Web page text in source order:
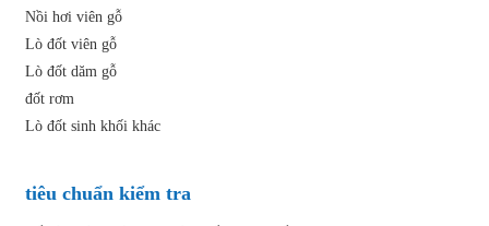
Nồi hơi viên gỗ
Lò đốt viên gỗ
Lò đốt dăm gỗ
đốt rơm
Lò đốt sinh khối khác
tiêu chuẩn kiểm tra